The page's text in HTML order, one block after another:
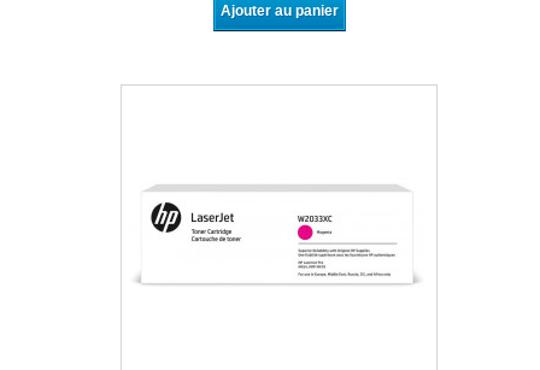
Ajouter au panier